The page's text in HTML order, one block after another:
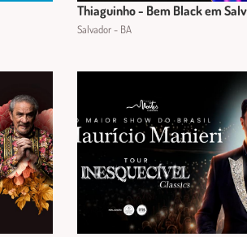
Thiaguinho - Bem Black em
Salvador - BA